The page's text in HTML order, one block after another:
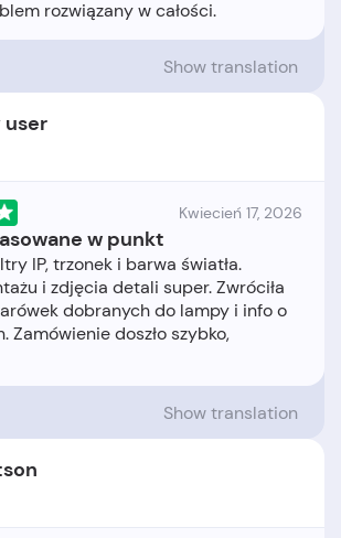
Show translation
user
Kwiecień 17, 2026
w punkt
IP, trzonek i barwa światła.
i zdjęcia detali super. Zwróciła
dobranych do lampy i info o
Zamówienie doszło szybko,
Show translation